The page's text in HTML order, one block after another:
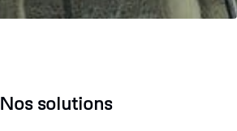
Nos solutions